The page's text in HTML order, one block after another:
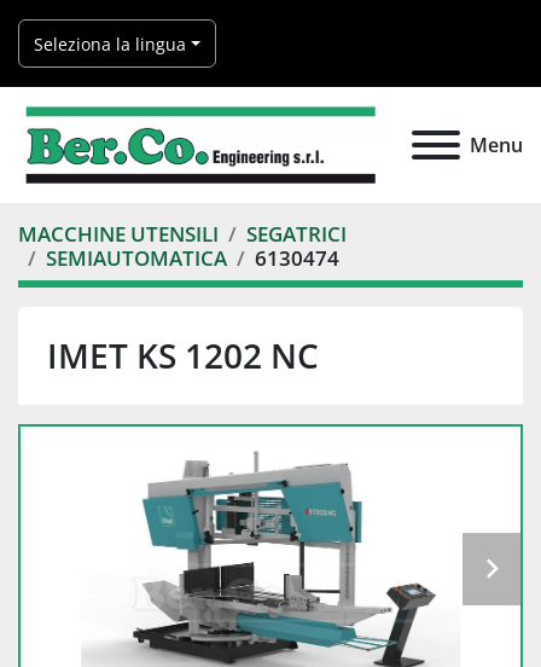
Seleziona la lingua
Menu
MACCHINE UTENSILI
SEGATRICI
SEMIAUTOMATICA
6130474
IMET KS 1202 NC